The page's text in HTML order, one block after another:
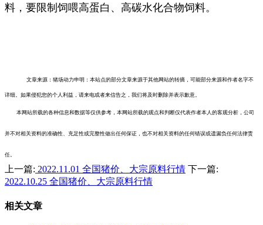
料，要限制饲喂高蛋白、高碳水化合物饲料。
文章来源：猪场动力申明：本站点的部分文章来源于其他网站的转摘，可能部分来源和作者名字不
详细。如果侵犯您的个人利益，请来电或者来信告之，我们将及时删除并表示歉意。
本网站所载的各种信息和数据等仅供参考，本网站所载的观点和判断仅代表作者本人的客观分析，公司
并不对相关资料的准确性、充足性或完整性做出任何保证，也不对相关资料的任何错误或遗漏负任何法律责
任。
上一篇: 2022.11.01 全国猪价、大宗原料行情 下一篇:
2022.10.25 全国猪价、大宗原料行情
相关文章